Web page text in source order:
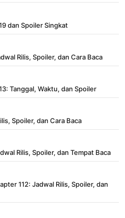
dan Spoiler Singkat
Rilis, Spoiler, dan Cara Baca
Tanggal, Waktu, dan Spoiler
Spoiler, dan Cara Baca
Rilis, Spoiler, dan Tempat Baca
112: Jadwal Rilis, Spoiler, dan